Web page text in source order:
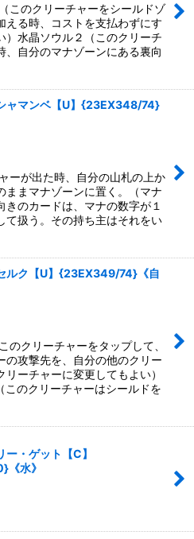
このクリーチャーをシールドゾ
える時、コストを支払わずにす
）水晶ソウル２（このクリーチ
、自分のマナゾーンにある裏向
ャマンベ【U】{23EX348/74}
ーが出た時、自分の山札の上か
ままマナゾーンに置く。（マナ
きのカードは、マナの数字が１
て扱う。その持ち主はそれをい
ルク【U】{23EX349/74}《自
クリーチャーをタップして、
の攻撃先を、自分の他のクリー
ーチャーに変更してもよい）
このクリーチャーはシールドを
・ゲット【C】
水》